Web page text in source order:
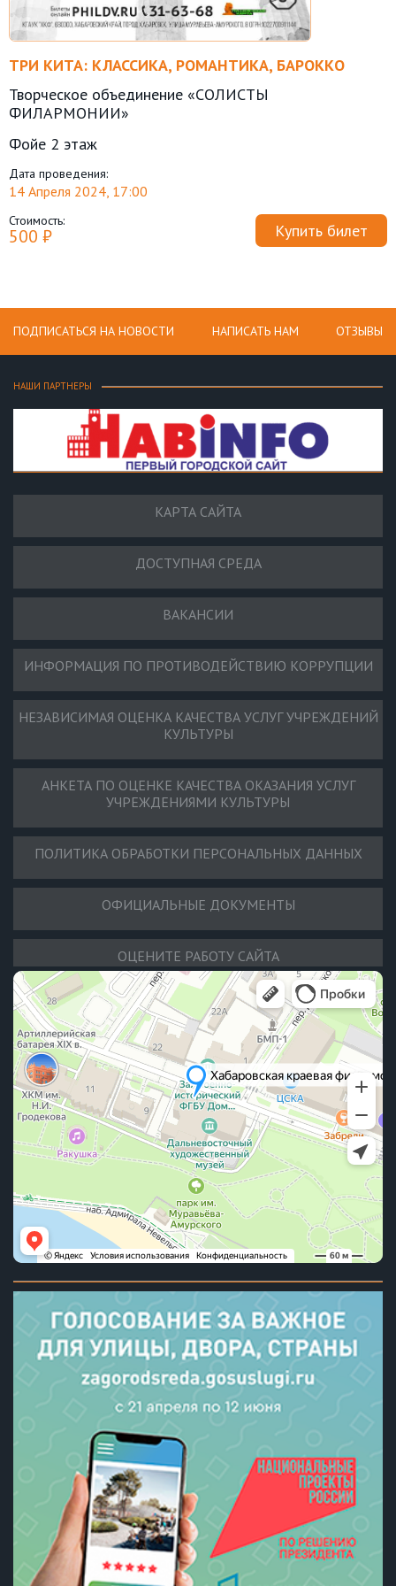
ТРИ КИТА: КЛАССИКА, РОМАНТИКА, БАРОККО
Творческое объединение «СОЛИСТЫ
ФИЛАРМОНИИ»
Фойе 2 этаж
Дата проведения:
14 Апреля 2024, 17:00
Стоимость:
500 ₽ Купить билет
ПОДПИСАТЬСЯ НА НОВОСТИ НАПИСАТЬ НАМ ОТЗЫВЫ
НАШИ ПАРТНЕРЫ
КАРТА САЙТА
ДОСТУПНАЯ СРЕДА
ВАКАНСИИ
ИНФОРМАЦИЯ ПО ПРОТИВОДЕЙСТВИЮ КОРРУПЦИИ
НЕЗАВИСИМАЯ ОЦЕНКА КАЧЕСТВА УСЛУГ УЧРЕЖДЕНИЙ
КУЛЬТУРЫ
АНКЕТА ПО ОЦЕНКЕ КАЧЕСТВА ОКАЗАНИЯ УСЛУГ
УЧРЕЖДЕНИЯМИ КУЛЬТУРЫ
ПОЛИТИКА ОБРАБОТКИ ПЕРСОНАЛЬНЫХ ДАННЫХ
ОФИЦИАЛЬНЫЕ ДОКУМЕНТЫ
ОЦЕНИТЕ РАБОТУ САЙТА